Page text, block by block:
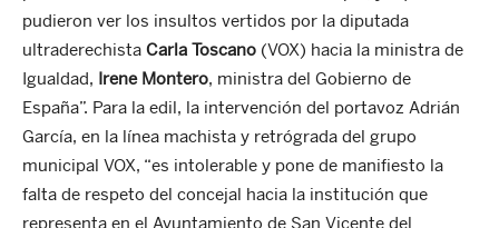
pudieron ver los insultos vertidos por la diputada
ultraderechista Carla Toscano (VOX) hacia la ministra de
Igualdad, Irene Montero, ministra del Gobierno de
España”. Para la edil, la intervención del portavoz Adrián
García, en la línea machista y retrógrada del grupo
municipal VOX, “es intolerable y pone de manifiesto la
falta de respeto del concejal hacia la institución que
representa en el Ayuntamiento de San Vicente del